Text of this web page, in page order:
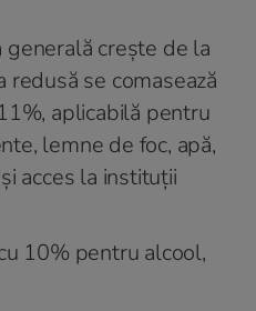
generală crește de la
redusă se comasează
aplicabilă pentru
lemne de foc, apă,
acces la instituții
10% pentru alcool,